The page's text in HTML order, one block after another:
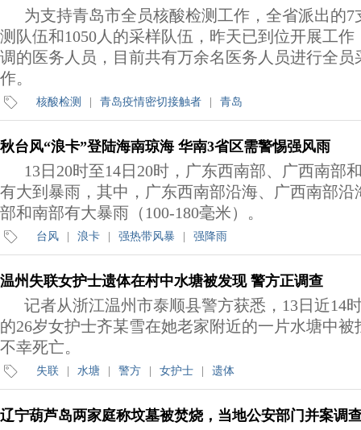
为支持青岛市全员核酸检测工作，全省派出的7
测队伍和1050人的采样队伍，昨天已到位开展工作
调的医务人员，目前共有万余名医务人员进行全员
作。
核酸检测 青岛疫情密切接触者 青岛
秋台风“浪卡”登陆海南琼海 华南3省区需警惕强风雨
13日20时至14日20时，广东西南部、广西南部
有大到暴雨，其中，广东西南部沿海、广西南部沿
部和南部有大暴雨（100-180毫米）。
台风 浪卡 强热带风暴 强降雨
温州失联女护士遗体在村中水塘被发现 警方正调查
记者从浙江温州市泰顺县警方获悉，13日近14
的26岁女护士齐某雪在她老家附近的一片水塘中被
不幸死亡。
失联 水塘 警方 女护士 遗体
辽宁葫芦岛两家庭称坟墓被焚烧，当地公安部门并案调